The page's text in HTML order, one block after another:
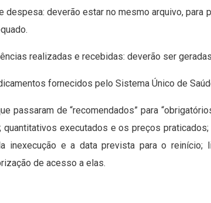
despesa: deverão estar no mesmo arquivo, para
realizadas e recebidas: deverão ser
fornecidos pelo Sistema Único de
passaram de “recomendados” para
executados e os preços
inexecução e a data prevista para o reinício;
de acesso a elas.